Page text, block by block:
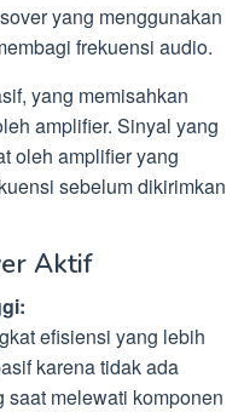
yang menggunakan
frekuensi audio.
yang memisahkan
amplifier. Sinyal yang
oleh amplifier yang
sebelum dikirimkan
Aktif
efisiensi yang lebih
karena tidak ada
melewati komponen